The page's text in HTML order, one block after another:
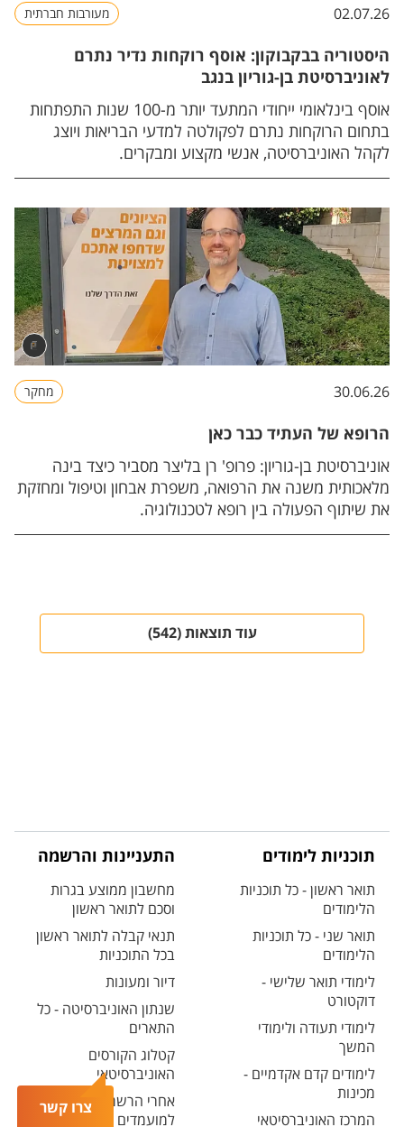
צרו קשר
מעורבות חברתית 02.07.26
היסטוריה בבקבוקון: אוסף רוקחות נדיר נתרם
לאוניברסיטת בן-גוריון בנגב
אוסף בינלאומי ייחודי המתעד יותר מ-100 שנות התפתחות
בתחום הרוקחות נתרם לפקולטה למדעי הבריאות ויוצג
לקהל האוניברסיטה, אנשי מקצוע ומבקרים.
מחקר 30.06.26
הרופא של העתיד כבר כאן
אוניברסיטת בן-גוריון: פרופ' רן בליצר מסביר כיצד בינה
מלאכותית משנה את הרפואה, משפרת אבחון וטיפול ומחזקת
את שיתוף הפעולה בין רופא לטכנולוגיה.
עוד תוצאות (542)
תוכניות לימודים
תואר ראשון - כל תוכניות
הלימודים
תואר שני - כל תוכניות
הלימודים
לימודי תואר שלישי -
דוקטורט
לימודי תעודה ולימודי
המשך
לימודים קדם אקדמיים -
מכינות
המרכז האוניברסיטאי
התעניינות והרשמה
מחשבון ממוצע בגרות
וסכם לתואר ראשון
תנאי קבלה לתואר ראשון
בכל התוכניות
דיור ומעונות
שנתון האוניברסיטה - כל
התארים
קטלוג הקורסים
האוניברסיטאי
אחרי הרשמה - אזור אישי
למועמדים ולמועמדות